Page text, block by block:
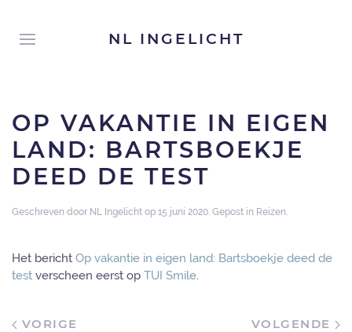
NL INGELICHT
OP VAKANTIE IN EIGEN
LAND: BARTSBOEKJE
DEED DE TEST
Geschreven door NL Ingelicht op 15 juni 2020. Gepost in Reizen.
Het bericht Op vakantie in eigen land: Bartsboekje deed de
test verscheen eerst op TUI Smile.
VORIGE VOLGENDE